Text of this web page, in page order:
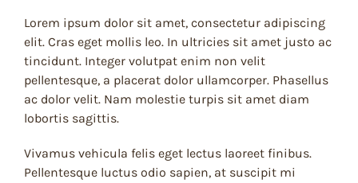
Lorem ipsum dolor sit amet, consectetur adipiscing
elit. Cras eget mollis leo. In ultricies sit amet justo ac
tincidunt. Integer volutpat enim non velit
pellentesque, a placerat dolor ullamcorper. Phasellus
ac dolor velit. Nam molestie turpis sit amet diam
lobortis sagittis.
Vivamus vehicula felis eget lectus laoreet finibus.
Pellentesque luctus odio sapien, at suscipit mi